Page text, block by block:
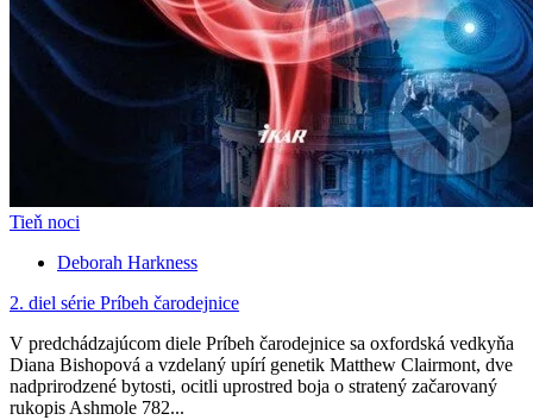
Tieň noci
Deborah Harkness
2. diel série Príbeh čarodejnice
V predchádzajúcom diele Príbeh čarodejnice sa oxfordská vedkyňa
Diana Bishopová a vzdelaný upírí genetik Matthew Clairmont, dve
nadprirodzené bytosti, ocitli uprostred boja o stratený začarovaný
rukopis Ashmole 782...